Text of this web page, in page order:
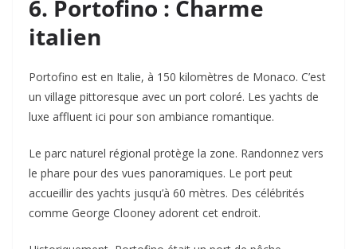
6. Portofino : Charme
italien
Portofino est en Italie, à 150 kilomètres de Monaco. C’est
un village pittoresque avec un port coloré. Les yachts de
luxe affluent ici pour son ambiance romantique.
Le parc naturel régional protège la zone. Randonnez vers
le phare pour des vues panoramiques. Le port peut
accueillir des yachts jusqu’à 60 mètres. Des célébrités
comme George Clooney adorent cet endroit.